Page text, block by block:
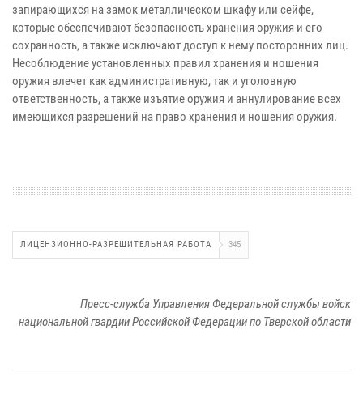
запирающихся на замок металлическом шкафу или сейфе,
которые обеспечивают безопасность хранения оружия и его
сохранность, а также исключают доступ к нему посторонних лиц.
Несоблюдение установленных правил хранения и ношения
оружия влечет как административную, так и уголовную
ответственность, а также изъятие оружия и аннулирование всех
имеющихся разрешений на право хранения и ношения оружия.
ЛИЦЕНЗИОННО-РАЗРЕШИТЕЛЬНАЯ РАБОТА 345
Пресс-служба Управления Федеральной службы войск
национальной гвардии Российской Федерации по Тверской области